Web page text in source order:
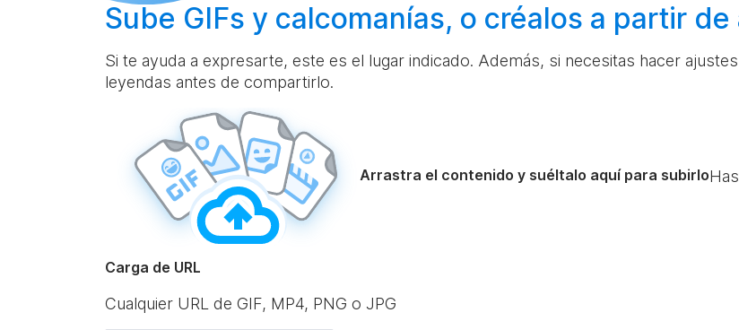
Sube GIFs y calcomanías, o créalos a partir de
Si te ayuda a expresarte, este es el lugar indicado. Además, si necesitas hacer
leyendas antes de compartirlo.
Arrastra el contenido y suéltalo aquí para subirlo
Carga de URL
Cualquier URL de GIF, MP4, PNG o JPG